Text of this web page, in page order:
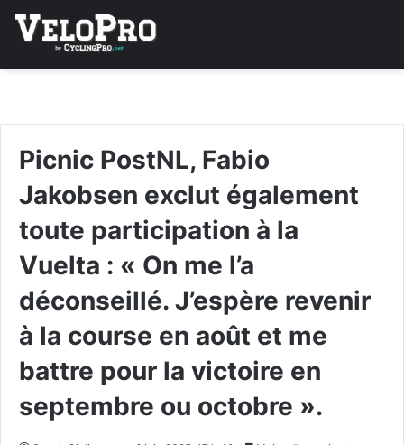
Picnic PostNL, Fabio
Jakobsen exclut également
toute participation à la
Vuelta : « On me l’a
déconseillé. J’espère revenir
à la course en août et me
battre pour la victoire en
septembre ou octobre ».